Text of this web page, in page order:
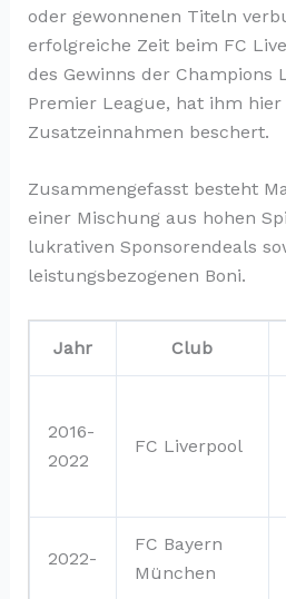
oder gewonnenen Titeln
erfolgreiche Zeit beim FC
des Gewinns der Champions
Premier League, hat ihm hier
Zusatzeinnahmen beschert.
Zusammengefasst besteht
einer Mischung aus hohen
lukrativen Sponsorendeals
leistungsbezogenen Boni.
Jahr Club
2016-
2022
FC Liverpool
2022-
FC Bayern
München